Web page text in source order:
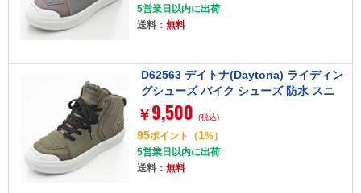
5営業日以内に出荷
送料： 無料
D62563 デイトナ(Daytona) ライディン
グシューズ バイク シューズ 防水 スニ
ーカー サイドジップ V-WP DS-503 オリ
ーブ 26.5cm
￥ 9,500 (税込)
95ポイント （1%）
5営業日以内に出荷
送料： 無料